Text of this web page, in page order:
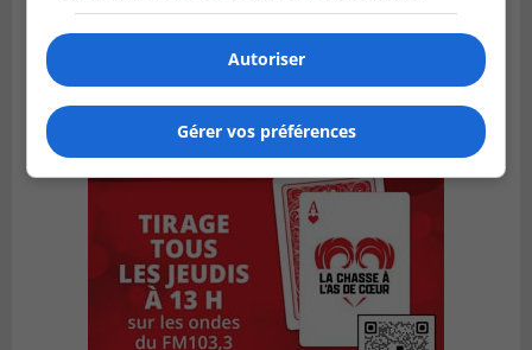
Autoriser
Gérer vos préférences